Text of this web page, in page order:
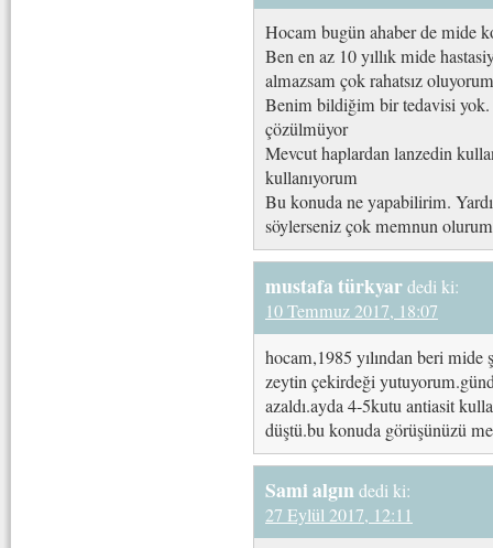
Hocam bugün ahaber de mide
Ben en az 10 yıllık mide
almazsam çok rahatsız oluyorum
Benim bildiğim bir tedavisi yok.
çözülmüyor
Mevcut haplardan lanzedin
kullanıyorum
Bu konuda ne yapabilirim.
söylerseniz çok memnun
mustafa türkyardedi ki:
10 Temmuz 2017, 18:07
hocam,1985 yılından beri
zeytin çekirdeği
azaldı.ayda 4-5kutu antiasit
düştü.bu konuda görüşünüzü
Sami algındedi ki:
27 Eylül 2017, 12:11